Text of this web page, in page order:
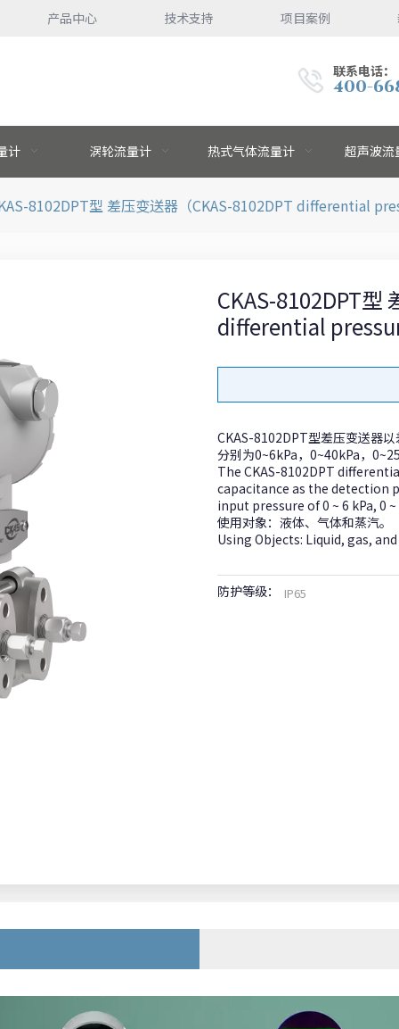
产品中心 技术支持 项目案例
联系电话：
400-
计 涡轮流量计 热式气体流量计 超声波流
8102DPT型 差压变送器（CKAS-8102DPT differential
CKAS-8102DPT型
differential
CKAS-8102DPT型差压变送器
分别为0~6kPa，0~40kPa，
The CKAS-8102DPT
capacitance as the
input pressure of 0 ~ 6 kPa, 0
使用对象：液体、气体和蒸汽。
Using Objects: Liquid, gas,
防护等级： IP65